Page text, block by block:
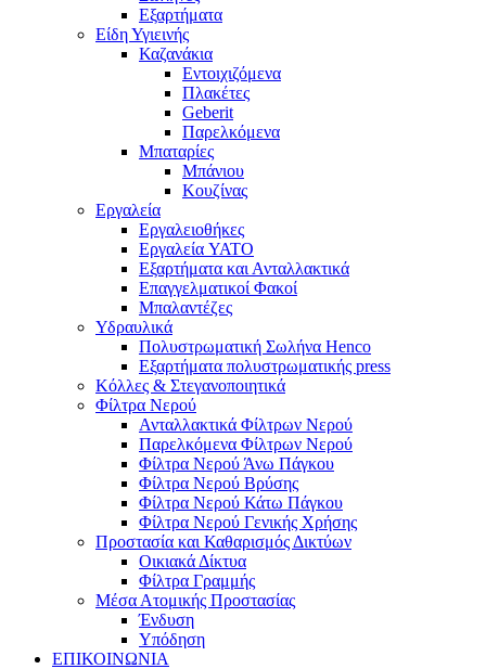
Εξαρτήματα
Είδη Υγιεινής
Καζανάκια
Εντοιχιζόμενα
Πλακέτες
Geberit
Παρελκόμενα
Μπαταρίες
Μπάνιου
Κουζίνας
Εργαλεία
Εργαλειοθήκες
Εργαλεία YATO
Εξαρτήματα και Ανταλλακτικά
Επαγγελματικοί Φακοί
Μπαλαντέζες
Υδραυλικά
Πολυστρωματική Σωλήνα Henco
Εξαρτήματα πολυστρωματικής press
Κόλλες & Στεγανοποιητικά
Φίλτρα Νερού
Ανταλλακτικά Φίλτρων Νερού
Παρελκόμενα Φίλτρων Νερού
Φίλτρα Νερού Άνω Πάγκου
Φίλτρα Νερού Βρύσης
Φίλτρα Νερού Κάτω Πάγκου
Φίλτρα Νερού Γενικής Χρήσης
Προστασία και Καθαρισμός Δικτύων
Οικιακά Δίκτυα
Φίλτρα Γραμμής
Μέσα Ατομικής Προστασίας
Ένδυση
Υπόδηση
ΕΠΙΚΟΙΝΩΝΙΑ